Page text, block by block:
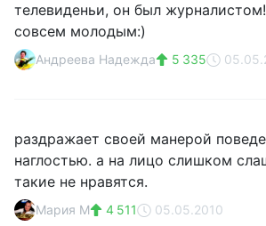
телевиденьи, он был
совсем молодым:)
Андреева Надежда 5 335
раздражает своей манерой
наглостью. а на лицо слишком
такие не нравятся.
Мария М 4 511 05.05.2010